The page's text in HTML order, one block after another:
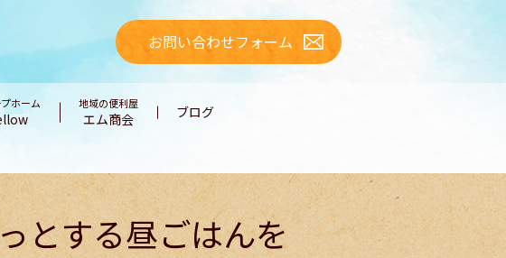
お問い合わせフォーム
ホーム 地域の便利屋
エム商会 ブログ
とする昼ごはんを